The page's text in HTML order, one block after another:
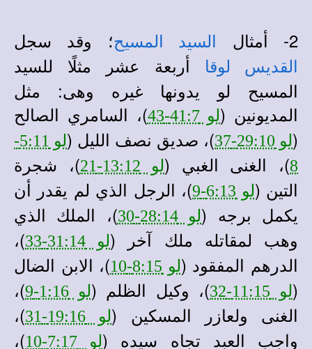
2- أمثال السيد المسيح؛ وقد سجل
القديس لوقا
أربعة عشر مثلًا للسيد
المسيح لو يدونها غيره وهى: مثل
المديونين (لو 41:7-43
)، السامري الصالح
(لو 29:10-37 )، صديق نصف الليل (
لو 5:11-
8)، الغنى الغبي (لو 13:12-21
)، شجرة
التين (لو 6:13-9
)، الرجل الذي لم يقدر أن
يكمل برجه (لو 28:14-30
)، الملك الذي
وهب لمقاتله ملك آخر (لو 31:14-33
)،
الدرهم المفقود (لو 8:15-10
)، الابن الضال
(لو 11:15-32 )، وكيل الظلم (لو 1:16-9
)،
الغنى ولعازر المسكين (لو 19:16-31
)،
واجب العبد تجاه سيده (لو 7:17-10 )،